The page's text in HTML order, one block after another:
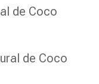
de Coco
de Coco